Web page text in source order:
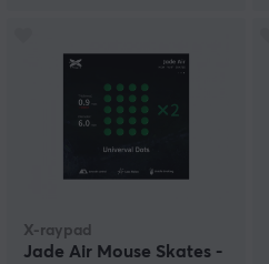
X-raypad
Jade Air Mouse Skates -